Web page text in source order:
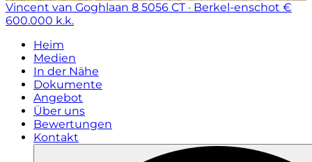
Vincent van Goghlaan 8 5056 CT · Berkel-enschot €
600.000 k.k.
Heim
Medien
In der Nähe
Dokumente
Angebot
Über uns
Bewertungen
Kontakt